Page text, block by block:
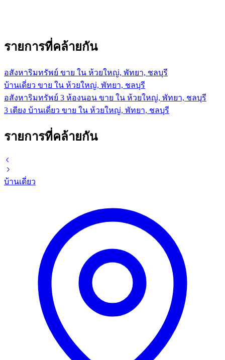
รายการที่คล้ายกัน
อสังหาริมทรัพย์ ขาย ใน ห้วยใหญ่, พัทยา, ชลบุรี
บ้านเดี่ยว ขาย ใน ห้วยใหญ่, พัทยา, ชลบุรี
อสังหาริมทรัพย์ 3 ห้องนอน ขาย ใน ห้วยใหญ่, พัทยา, ชลบุรี
3 เตียง บ้านเดี่ยว ขาย ใน ห้วยใหญ่, พัทยา, ชลบุรี
รายการที่คล้ายกัน
บ้านเดี่ยว